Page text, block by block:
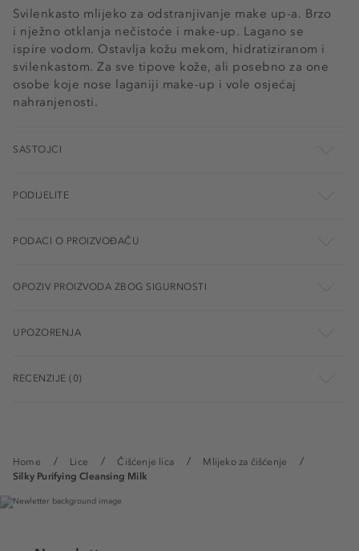
Home Lice Čišćenje lica
Mlijeko za čišćenje
Silky Purifying Cleansing Milk
Svilenkasto mlijeko za odstranjivanje make up-a. Brzo
i nježno otklanja nečistoće i make-up. Lagano se
ispire vodom. Ostavlja kožu mekom, hidratiziranom i
svilenkastom. Za sve tipove kože, ali posebno za one
osobe koje nose laganiji make-up i vole osjećaj
nahranjenosti.
SASTOJCI
PODIJELITE
PODACI O PROIZVOĐAČU
OPOZIV PROIZVODA ZBOG SIGURNOSTI
UPOZORENJA
RECENZIJE (0)